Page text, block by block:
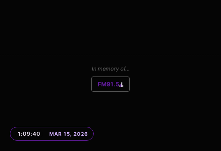
In memory of...
FM91.5
1:09:40 MAR 15, 2026